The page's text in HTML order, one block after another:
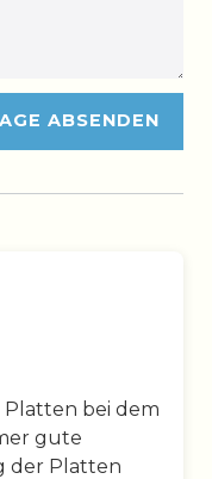
ABSENDEN
Platten bei dem
gute
der Platten